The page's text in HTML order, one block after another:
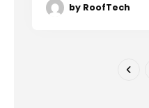
by RoofTech